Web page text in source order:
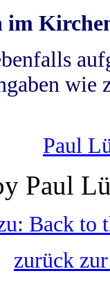
im
wie
Paul
Paul
Back to
zurück